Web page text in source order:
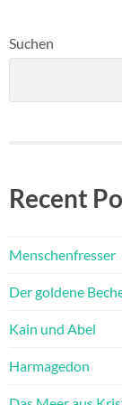
Suchen
Recent
Menschenfresser
Der goldene
Kain und Abel
Harmagedon